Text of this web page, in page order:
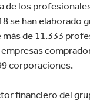
de los
se han elaborado
de 11.333
corporaciones.
financiero del